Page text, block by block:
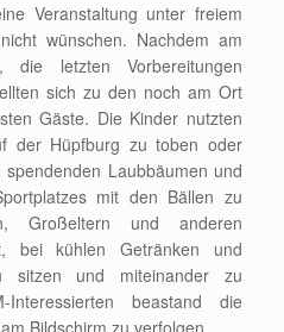
Veranstaltung unter freiem
wünschen. Nachdem am
letzten Vorbereitungen
sich zu den noch am Ort
Gäste. Die Kinder nutzten
der Hüpfburg zu toben oder
Laubbäumen und
mit den Bällen zu
Großeltern und anderen
bei kühlen Getränken und
sitzen und miteinander zu
beastand die